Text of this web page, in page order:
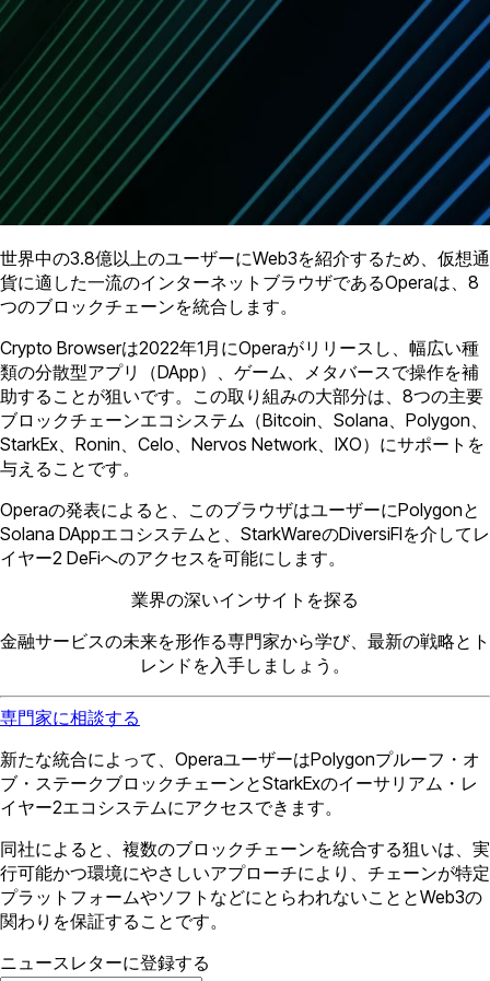
世界中の3.8億以上のユーザーにWeb3を紹介するため、仮想通
貨に適した一流のインターネットブラウザであるOperaは、8
つのブロックチェーンを統合します。
Crypto Browserは2022年1月にOperaがリリースし、幅広い種
類の分散型アプリ（DApp）、ゲーム、メタバースで操作を補
助することが狙いです。この取り組みの大部分は、8つの主要
ブロックチェーンエコシステム（Bitcoin、Solana、Polygon、
StarkEx、Ronin、Celo、Nervos Network、IXO）にサポートを
与えることです。
Operaの発表によると、このブラウザはユーザーにPolygonと
Solana DAppエコシステムと、StarkWareのDiversiFIを介してレ
イヤー2 DeFiへのアクセスを可能にします。
業界の深いインサイトを探る
金融サービスの未来を形作る専門家から学び、最新の戦略とト
レンドを入手しましょう。
専門家に相談する
新たな統合によって、OperaユーザーはPolygonプルーフ・オ
ブ・ステークブロックチェーンとStarkExのイーサリアム・レ
イヤー2エコシステムにアクセスできます。
同社によると、複数のブロックチェーンを統合する狙いは、実
行可能かつ環境にやさしいアプローチにより、チェーンが特定
プラットフォームやソフトなどにとらわれないこととWeb3の
関わりを保証することです。
ニュースレターに登録する